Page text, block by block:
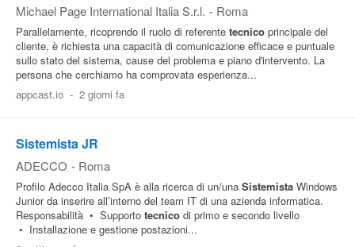
Michael Page International Italia S.r.l. - Roma
Parallelamente, ricoprendo il ruolo di referente tecnico principale del
cliente, è richiesta una capacità di comunicazione efficace e puntuale
sullo stato del sistema, cause del problema e piano d'intervento. La
persona che cerchiamo ha comprovata esperienza...
appcast.io - 2 giorni fa
Sistemista JR
ADECCO - Roma
Profilo Adecco Italia SpA è alla ricerca di un/una Sistemista Windows
Junior da inserire all’interno del team IT di una azienda informatica.
Responsabilità • Supporto tecnico di primo e secondo livello
• Installazione e gestione postazioni...